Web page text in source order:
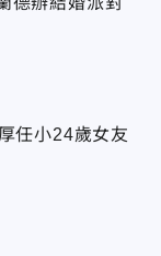
任小24歲女友